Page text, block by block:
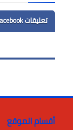
تعليقات Facebook
أقسام الموقع